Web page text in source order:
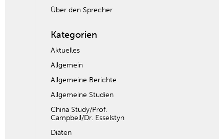
Über den Sprecher
Kategorien
Aktuelles
Allgemein
Allgemeine Berichte
Allgemeine Studien
China Study/Prof.
Campbell/Dr. Esselstyn
Diäten